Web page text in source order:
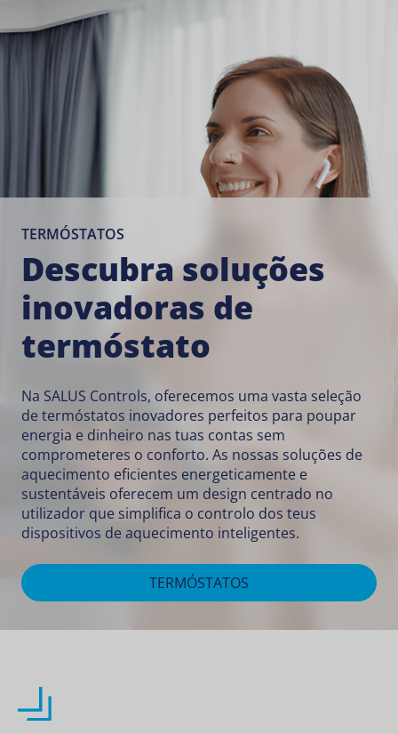
TERMÓSTATOS
Descubra soluções
inovadoras de
termóstato
Na SALUS Controls, oferecemos uma vasta seleção
de termóstatos inovadores perfeitos para poupar
energia e dinheiro nas tuas contas sem
comprometeres o conforto. As nossas soluções de
aquecimento eficientes energeticamente e
sustentáveis oferecem um design centrado no
utilizador que simplifica o controlo dos teus
dispositivos de aquecimento inteligentes.
TERMÓSTATOS